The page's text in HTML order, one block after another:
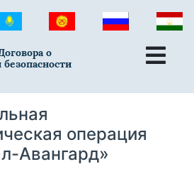
о
операция
Авангард»